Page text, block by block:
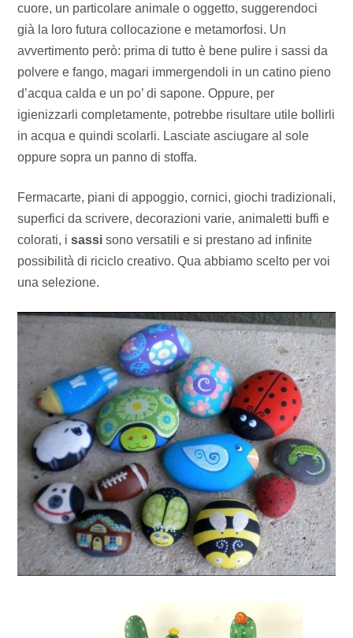
cuore, un particolare animale o oggetto, suggerendoci
già la loro futura collocazione e metamorfosi. Un
avvertimento però: prima di tutto è bene pulire i sassi da
polvere e fango, magari immergendoli in un catino pieno
d’acqua calda e un po’ di sapone. Oppure, per
igienizzarli completamente, potrebbe risultare utile bollirli
in acqua e quindi scolarli. Lasciate asciugare al sole
oppure sopra un panno di stoffa.
Fermacarte, piani di appoggio, cornici, giochi tradizionali,
superfici da scrivere, decorazioni varie, animaletti buffi e
colorati, i sassi sono versatili e si prestano ad infinite
possibilità di riciclo creativo. Qua abbiamo scelto per voi
una selezione.